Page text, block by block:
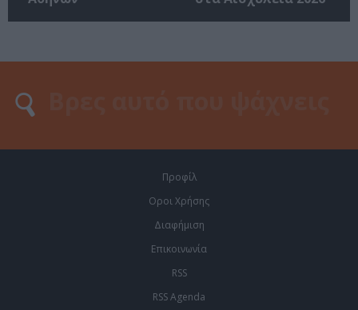
Προφίλ
Οροι Χρήσης
Διαφήμιση
Επικοινωνία
RSS
RSS Agenda